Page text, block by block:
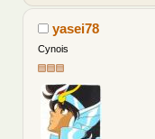
yasei78
Cynois